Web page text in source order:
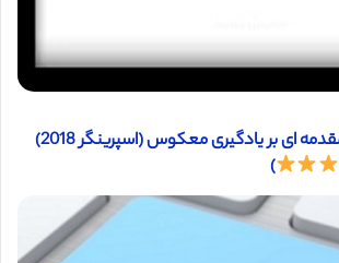
دانلود ترجمه مقاله مقدمه ای بر یادگیری معکوس (اسپرینگر 2018)
)